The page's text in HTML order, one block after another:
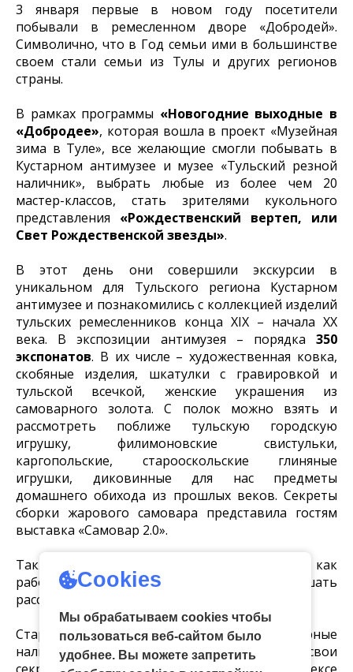
3 января первые в новом году посетители
побывали в ремесленном дворе «Добродей».
Символично, что в Год семьи ими в большинстве
своем стали семьи из Тулы и других регионов
страны.
В рамках программы «Новогодние выходные в
«Добродее», которая вошла в проект «Музейная
зима в Туле», все желающие смогли побывать в
Кустарном антимузее и музее «Тульский резной
наличник», выбрать любые из более чем 20
мастер-классов, стать зрителями кукольного
представления «Рождественский вертеп, или
Свет Рождественской звезды».
В этот день они совершили экскурсии в
уникальном для Тульского региона Кустарном
антимузее и познакомились с коллекцией изделий
тульских ремесленников конца XIX – начала XX
века. В экспозиции антимузея – порядка 350
экспонатов. В их числе – художественная ковка,
скобяные изделия, шкатулки с гравировкой и
тульской всечкой, женские украшения из
самоварного золота. С полок можно взять и
рассмотреть поближе тульскую городскую
игрушку, филимоновские свистульки,
каргопольские, старооскольские глиняные
игрушки, диковинные для нас предметы
домашнего обихода из прошлых веков. Секреты
сборки жарового самовара представила гостям
выставка «Самовар 2.0».
Также дети и взрослые смогли увидеть, как
работает искусный мастер-гравер и послушать
рассказ о его удивительном ремесле.
Старинные плотницкие инструменты и ажурные
наличники деревянной Тулы открыли свои
Cookies
Мы обрабатываем cookies чтобы
пользоваться веб-сайтом было
удобнее. Вы можете запретить